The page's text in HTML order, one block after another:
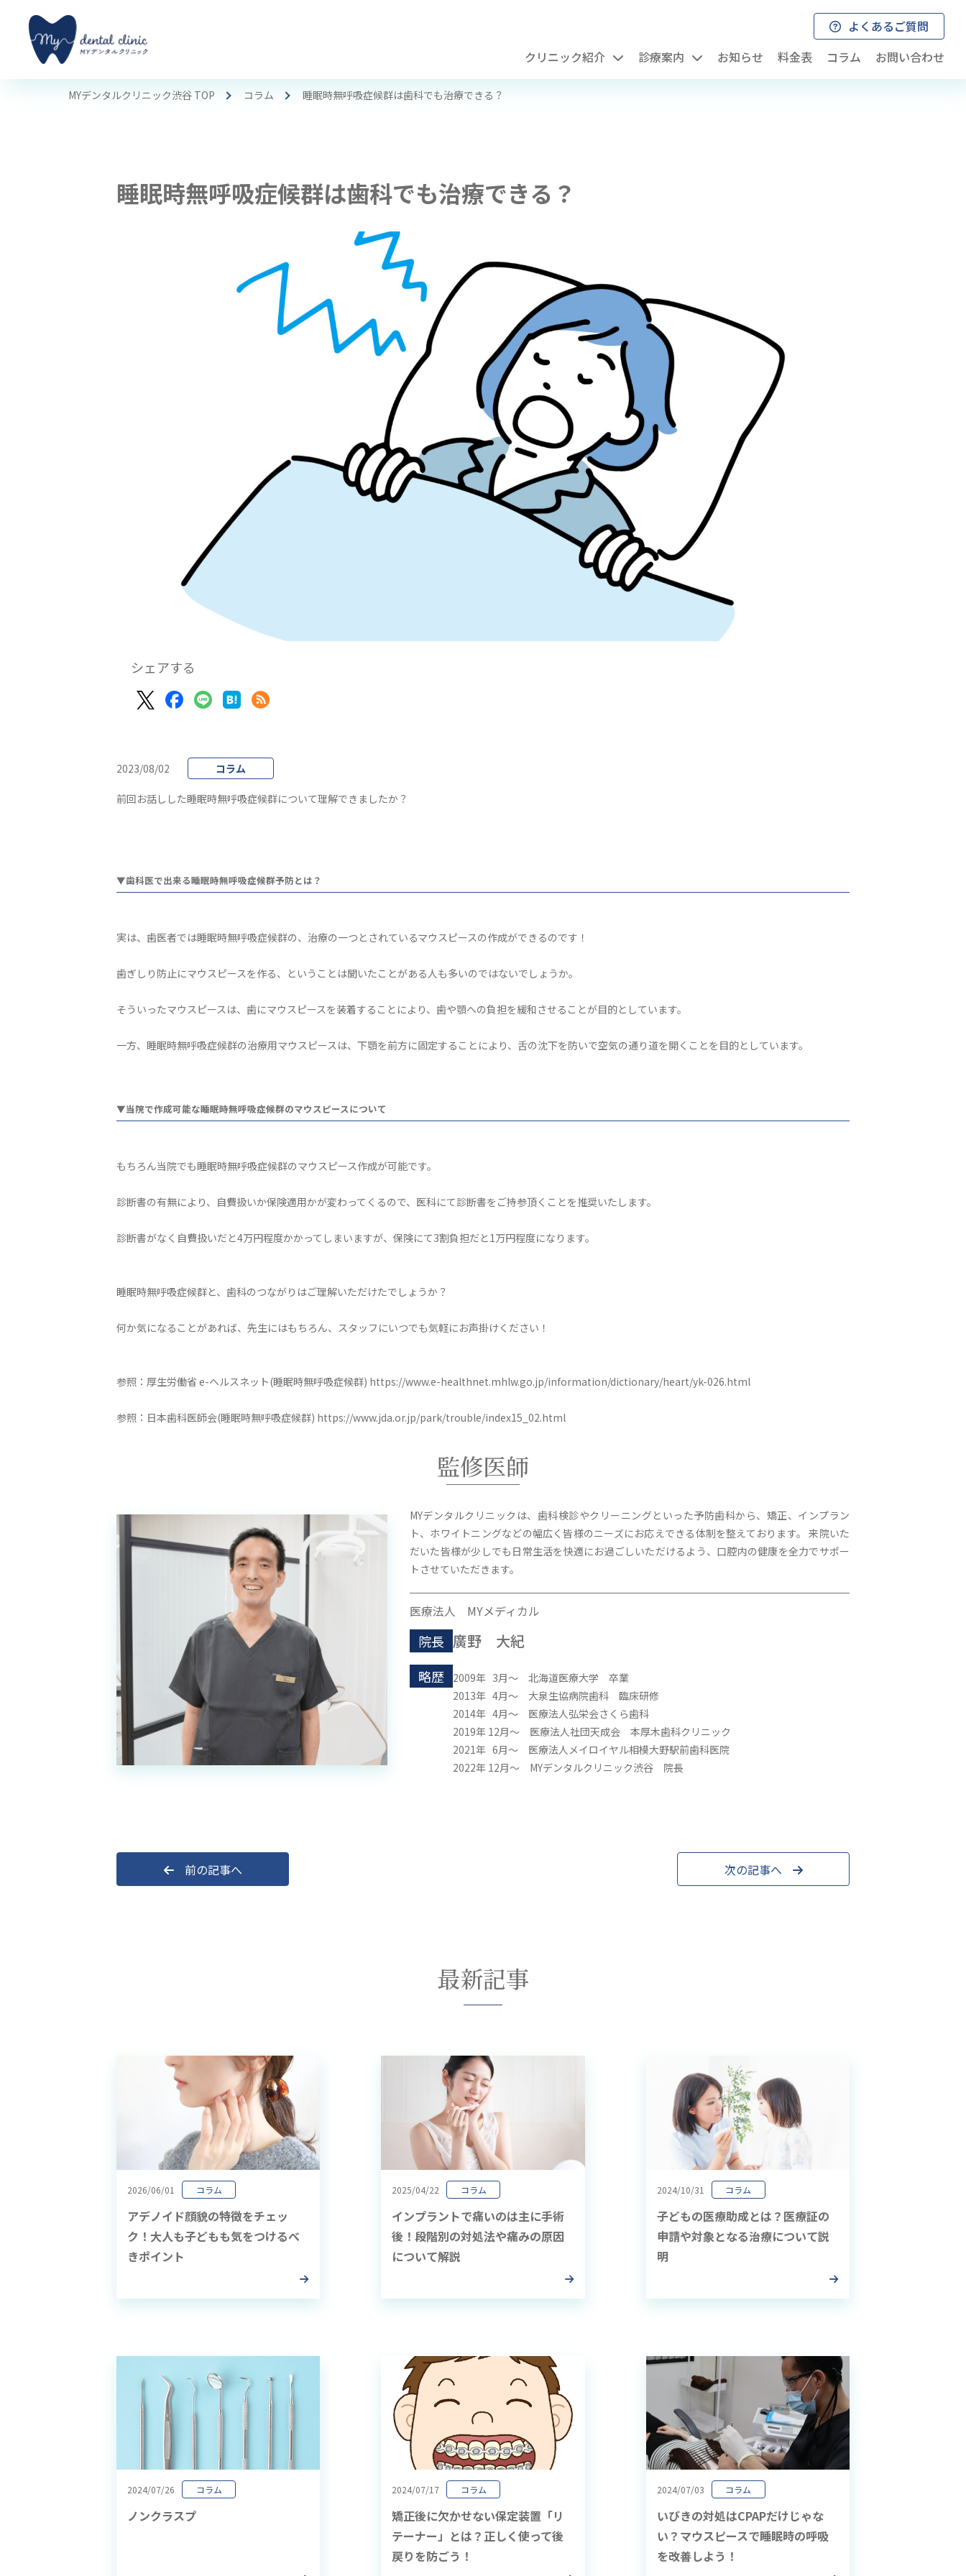
よくあるご質問
クリニック紹介
診療案内 お知らせ 料金表 コラム お問い合わせ
MYデンタルクリニック渋谷 TOP コラム 睡眠時無呼吸症候群は歯科でも治療できる？
睡眠時無呼吸症候群は歯科でも治療できる？
シェアする
2023/08/02 コラム
前回お話しした睡眠時無呼吸症候群について理解できましたか？
▼歯科医で出来る睡眠時無呼吸症候群予防とは？
実は、歯医者では睡眠時無呼吸症候群の、治療の一つとされているマウスピースの作成ができるのです！
歯ぎしり防止にマウスピースを作る、ということは聞いたことがある人も多いのではないでしょうか。
そういったマウスピースは、歯にマウスピースを装着することにより、歯や顎への負担を緩和させることが目的としています。
一方、睡眠時無呼吸症候群の治療用マウスピースは、下顎を前方に固定することにより、舌の沈下を防いで空気の通り道を開くことを目的としています。
▼当院で作成可能な睡眠時無呼吸症候群のマウスピースについて
もちろん当院でも睡眠時無呼吸症候群のマウスピース作成が可能です。
診断書の有無により、自費扱いか保険適用かが変わってくるので、医科にて診断書をご持参頂くことを推奨いたします。
診断書がなく自費扱いだと4万円程度かかってしまいますが、保険にて3割負担だと1万円程度になります。
睡眠時無呼吸症候群と、歯科のつながりはご理解いただけたでしょうか？
何か気になることがあれば、先生にはもちろん、スタッフにいつでも気軽にお声掛けください！
参照：厚生労働省 e-ヘルスネット(睡眠時無呼吸症候群) https://www.e-healthnet.mhlw.go.jp/information/dictionary/heart/yk-026.html
参照：日本歯科医師会(睡眠時無呼吸症候群) https://www.jda.or.jp/park/trouble/index15_02.html
監修医師
MYデンタルクリニックは、歯科検診やクリーニングといった予防歯科から、矯正、インプラン
ト、ホワイトニングなどの幅広く皆様のニーズにお応えできる体制を整えております。 来院いた
だいた皆様が少しでも日常生活を快適にお過ごしいただけるよう、口腔内の健康を全力でサポー
トさせていただきます。
医療法人 MYメディカル
院長 廣野 大紀
略歴
2009年 3月～ 北海道医療大学 卒業
2013年 4月～ 大泉生協病院歯科 臨床研修
2014年 4月～ 医療法人弘栄会さくら歯科
2019年 12月～ 医療法人社団天成会 本厚木歯科クリニック
2021年 6月～ 医療法人メイロイヤル相模大野駅前歯科医院
2022年 12月～ MYデンタルクリニック渋谷 院長
前の記事へ 次の記事へ
最新記事
2026/06/01 コラム
アデノイド顔貌の特徴をチェッ
ク！大人も子どもも気をつけるべ
きポイント
2025/04/22 コラム
インプラントで痛いのは主に手術
後！段階別の対処法や痛みの原因
について解説
2024/10/31 コラム
子どもの医療助成とは？医療証の
申請や対象となる治療について説
明
2024/07/26 コラム
ノンクラスプ
2024/07/17 コラム
矯正後に欠かせない保定装置「リ
テーナー」とは？正しく使って後
戻りを防ごう！
2024/07/03 コラム
いびきの対処はCPAPだけじゃな
い？マウスピースで睡眠時の呼吸
を改善しよう！